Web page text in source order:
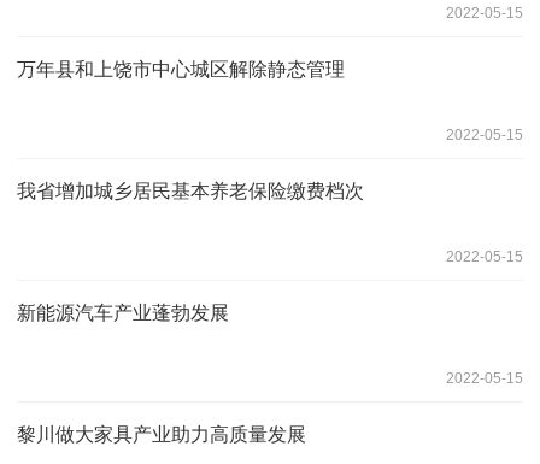
2022-05-15
万年县和上饶市中心城区解除静态管理
2022-05-15
我省增加城乡居民基本养老保险缴费档次
2022-05-15
新能源汽车产业蓬勃发展
2022-05-15
黎川做大家具产业助力高质量发展